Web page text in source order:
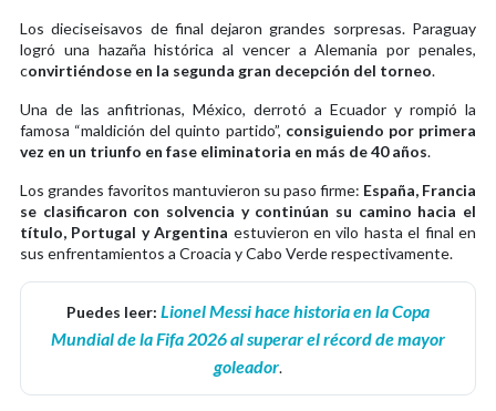
Los dieciseisavos de final dejaron grandes sorpresas. Paraguay
logró una hazaña histórica al vencer a Alemania por penales,
convirtiéndose en la segunda gran decepción del torneo.
Una de las anfitrionas, México, derrotó a Ecuador y rompió la
famosa “maldición del quinto partido”, consiguiendo por primera
vez en un triunfo en fase eliminatoria en más de 40 años.
Los grandes favoritos mantuvieron su paso firme: España, Francia
se clasificaron con solvencia y continúan su camino hacia el
título, Portugal y Argentina estuvieron en vilo hasta el final en
sus enfrentamientos a Croacia y Cabo Verde respectivamente.
Puedes leer: Lionel Messi hace historia en la Copa
Mundial de la Fifa 2026 al superar el récord de mayor
goleador.